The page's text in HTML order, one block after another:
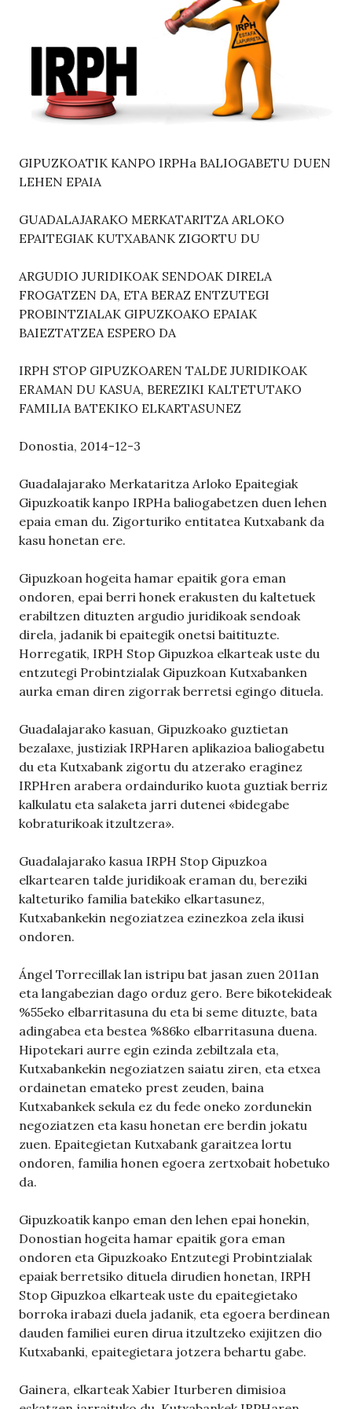
GIPUZKOATIK KANPO IRPHa BALIOGABETU DUEN
LEHEN EPAIA
GUADALAJARAKO MERKATARITZA ARLOKO
EPAITEGIAK KUTXABANK ZIGORTU DU
ARGUDIO JURIDIKOAK SENDOAK DIRELA
FROGATZEN DA, ETA BERAZ ENTZUTEGI
PROBINTZIALAK GIPUZKOAKO EPAIAK
BAIEZTATZEA ESPERO DA
IRPH STOP GIPUZKOAREN TALDE JURIDIKOAK
ERAMAN DU KASUA, BEREZIKI KALTETUTAKO
FAMILIA BATEKIKO ELKARTASUNEZ
Donostia, 2014-12-3
Guadalajarako Merkataritza Arloko Epaitegiak
Gipuzkoatik kanpo IRPHa baliogabetzen duen lehen
epaia eman du. Zigorturiko entitatea Kutxabank da
kasu honetan ere.
Gipuzkoan hogeita hamar epaitik gora eman
ondoren, epai berri honek erakusten du kaltetuek
erabiltzen dituzten argudio juridikoak sendoak
direla, jadanik bi epaitegik onetsi baitituzte.
Horregatik, IRPH Stop Gipuzkoa elkarteak uste du
entzutegi Probintzialak Gipuzkoan Kutxabanken
aurka eman diren zigorrak berretsi egingo dituela.
Guadalajarako kasuan, Gipuzkoako guztietan
bezalaxe, justiziak IRPHaren aplikazioa baliogabetu
du eta Kutxabank zigortu du atzerako eraginez
IRPHren arabera ordainduriko kuota guztiak berriz
kalkulatu eta salaketa jarri dutenei «bidegabe
kobraturikoak itzultzera».
Guadalajarako kasua IRPH Stop Gipuzkoa
elkartearen talde juridikoak eraman du, bereziki
kalteturiko familia batekiko elkartasunez,
Kutxabankekin negoziatzea ezinezkoa zela ikusi
ondoren.
Ángel Torrecillak lan istripu bat jasan zuen 2011an
eta langabezian dago orduz gero. Bere bikotekideak
%55eko elbarritasuna du eta bi seme dituzte, bata
adingabea eta bestea %86ko elbarritasuna duena.
Hipotekari aurre egin ezinda zebiltzala eta,
Kutxabankekin negoziatzen saiatu ziren, eta etxea
ordainetan emateko prest zeuden, baina
Kutxabankek sekula ez du fede oneko zordunekin
negoziatzen eta kasu honetan ere berdin jokatu
zuen. Epaitegietan Kutxabank garaitzea lortu
ondoren, familia honen egoera zertxobait hobetuko
da.
Gipuzkoatik kanpo eman den lehen epai honekin,
Donostian hogeita hamar epaitik gora eman
ondoren eta Gipuzkoako Entzutegi Probintzialak
epaiak berretsiko dituela dirudien honetan, IRPH
Stop Gipuzkoa elkarteak uste du epaitegietako
borroka irabazi duela jadanik, eta egoera berdinean
dauden familiei euren dirua itzultzeko exijitzen dio
Kutxabanki, epaitegietara jotzera behartu gabe.
Gainera, elkarteak Xabier Iturberen dimisioa